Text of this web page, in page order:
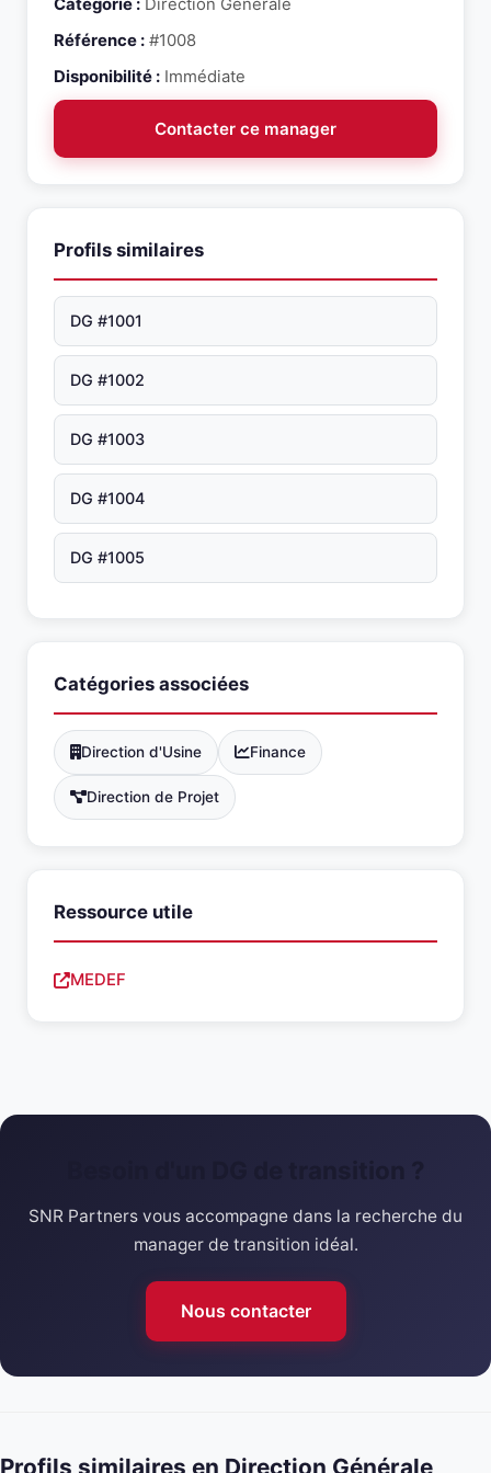
Catégorie : Direction Générale
Référence : #1008
Disponibilité : Immédiate
Contacter ce manager
Profils similaires
DG #1001
DG #1002
DG #1003
DG #1004
DG #1005
Catégories associées
Direction d'Usine Finance
Direction de Projet
Ressource utile
MEDEF
SNR Partners vous accompagne dans la recherche du
manager de transition idéal.
Nous contacter
Profils similaires en Direction Générale